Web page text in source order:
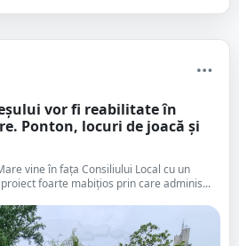
vor fi reabilitate în
Ponton, locuri de joacă și
vine în fața Consiliului Local cu un
foarte mabițios prin care adminis...